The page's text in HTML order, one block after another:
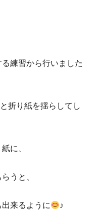
練習から行いました
折り紙を揺らしてし
に、
うと、
来るように ♪